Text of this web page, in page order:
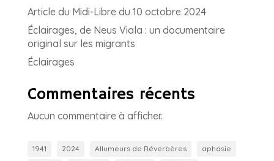
Article du Midi-Libre du 10 octobre 2024
Éclairages, de Neus Viala : un documentaire
original sur les migrants
Éclairages
Commentaires récents
Aucun commentaire à afficher.
1941 2024 Allumeurs de Réverbères
aphasie